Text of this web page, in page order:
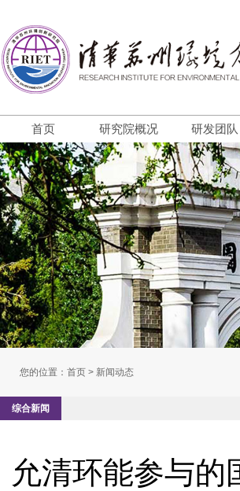
首页 研究院概况 研发团队
您的位置： 首页 > 新闻动态
综合新闻
允清环能参与